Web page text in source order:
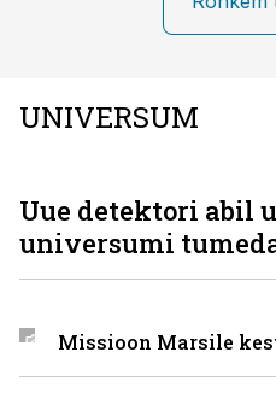
UNIVERSUM
Uue detektori abil
universumi
Missioon Marsile